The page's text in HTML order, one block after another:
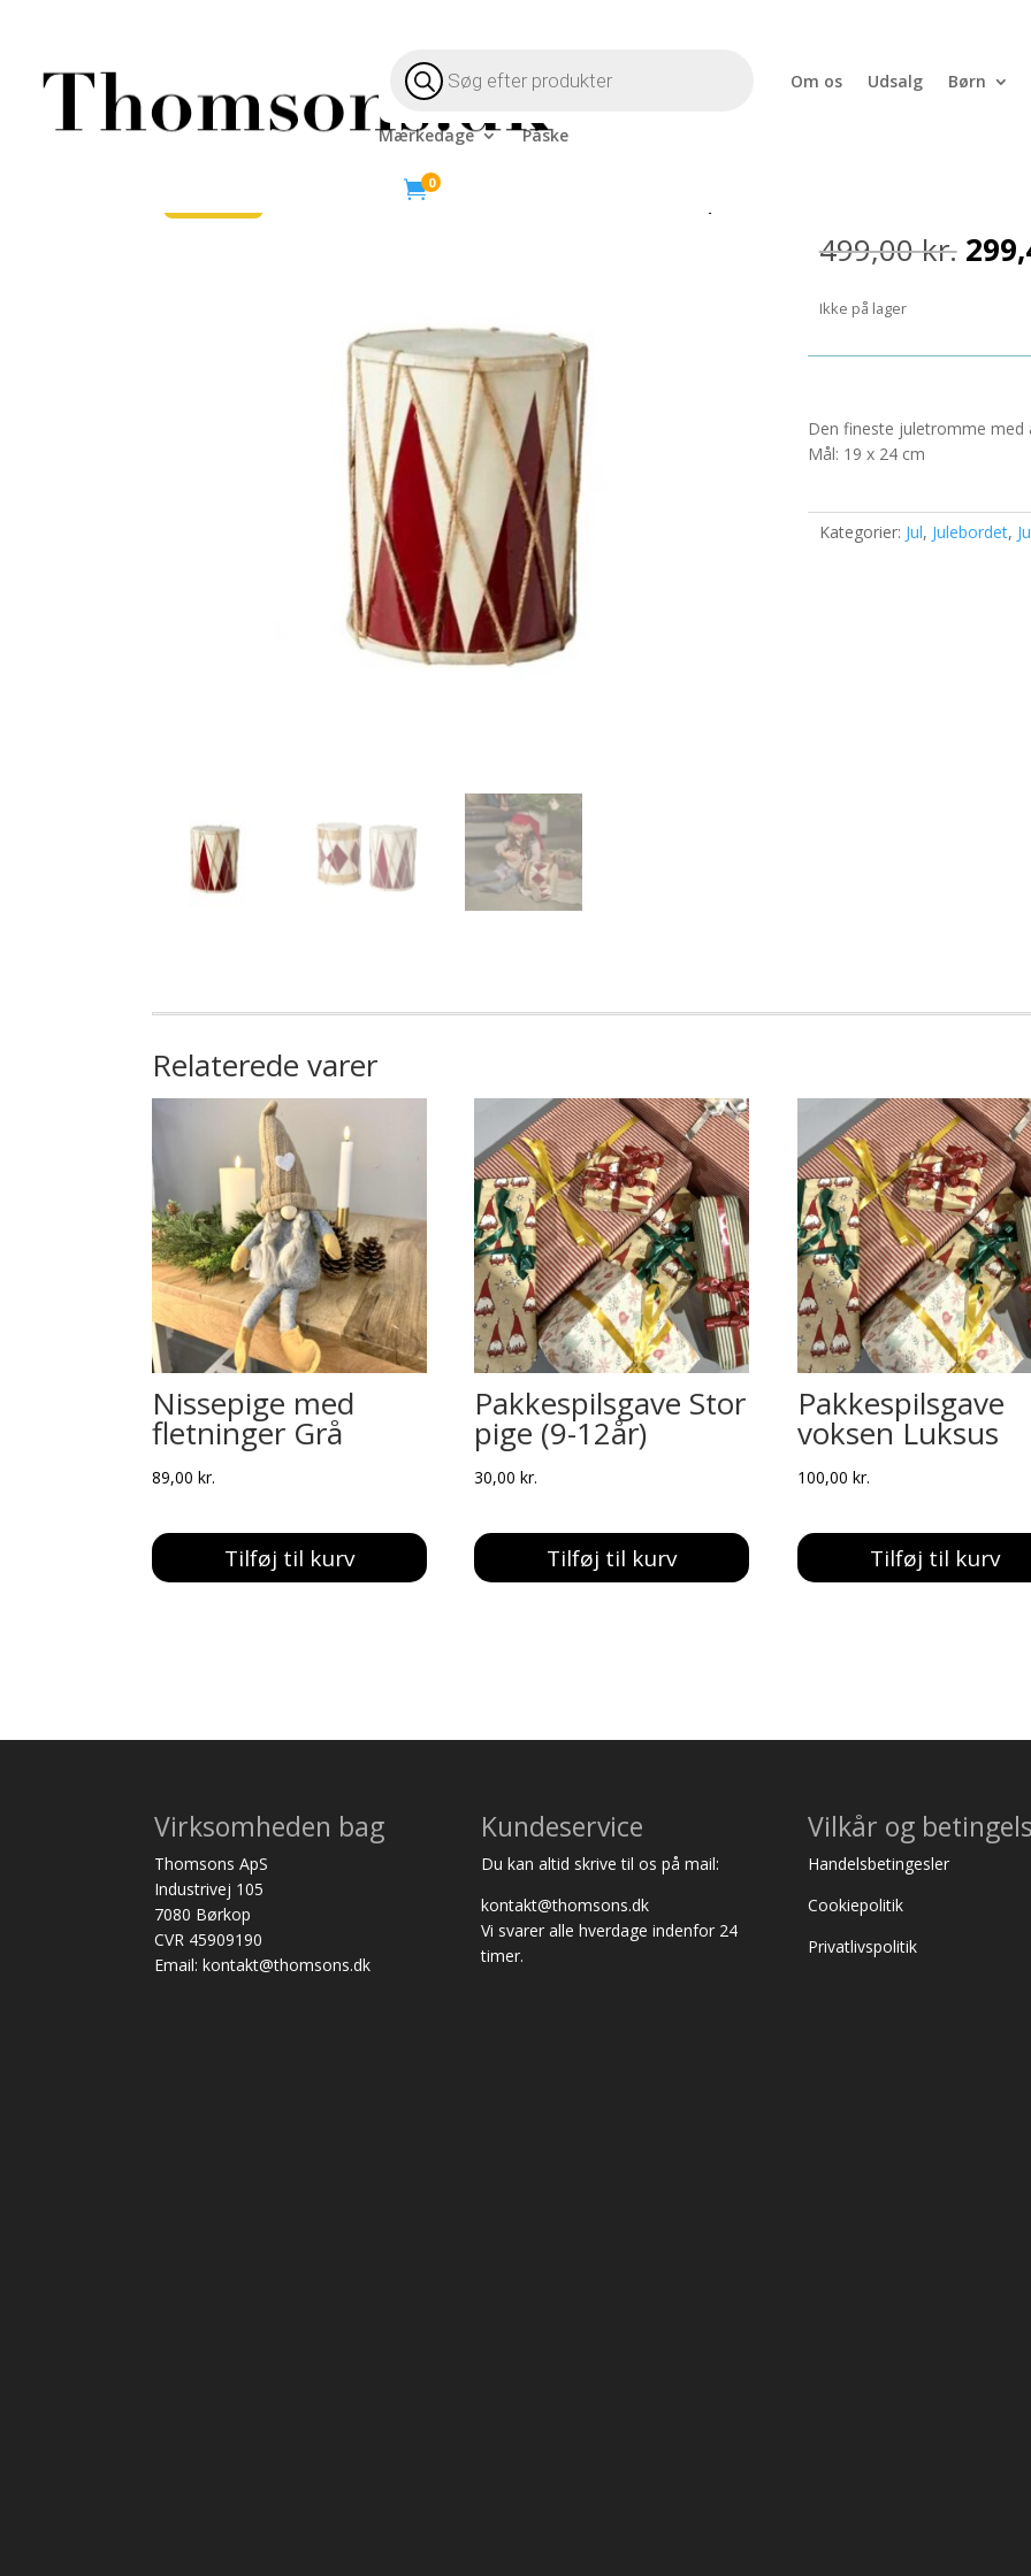
search Om os Udsalg Børn
Mærkedage Påske
0
Hjem /Jul/Julepynt / Juletromme stor 19x24cm
499,00kr. Den
Ikke på lager
Den fineste juletromme
Mål: 19 x 24 cm
Kategorier: Jul, Julebordet,
Relaterede varer
Nissepige med
fletninger Grå
89,00 kr.
Tilføj til kurv
Pakkespilsgave Stor
pige (9-12år)
30,00kr.
Tilføj til kurv
Pakkespilsgave
voksen Luksus
100,00 kr.
Tilføj til kurv
Virksomheden bag
Thomsons ApS
Industrivej 105
7080 Børkop
CVR 45909190
Email: kontakt@thomsons.dk
Kundeservice
Du kan altid skrive til os på mail:
kontakt@thomsons.dk
Vi svarer alle hverdage indenfor 24
timer.
Vilkår og
Handelsbetingesler
Cookiepolitik
Privatlivspolitik